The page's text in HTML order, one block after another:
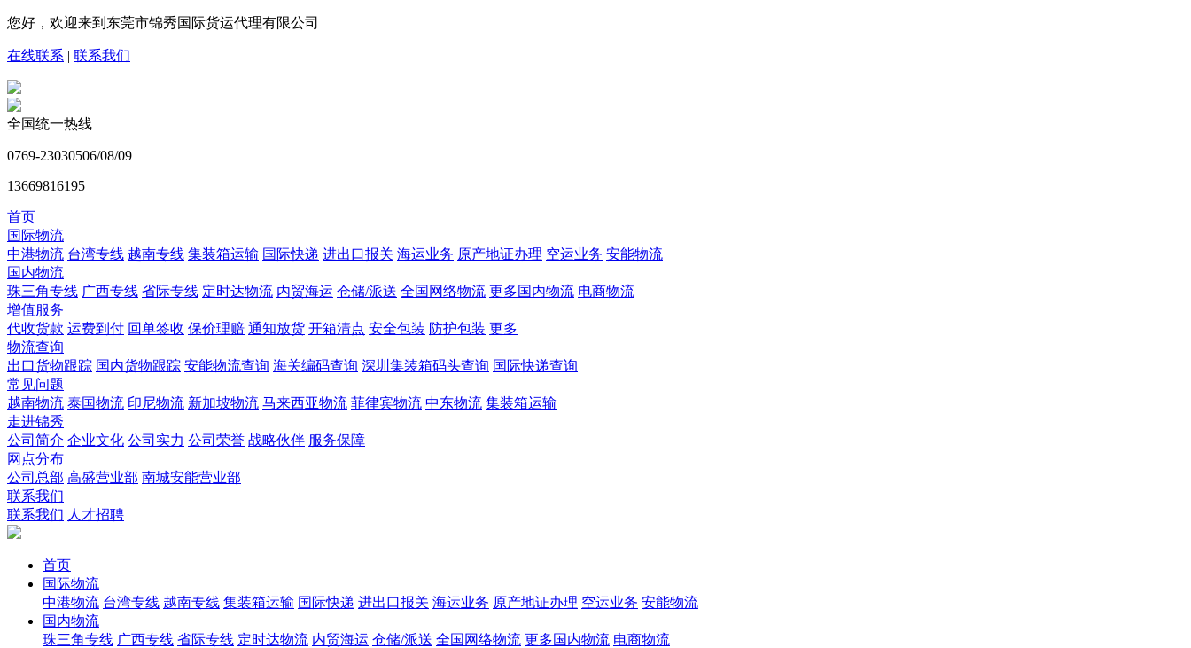
您好，欢迎来到东莞市锦秀国际货运代理有限公司
在线联系 | 联系我们
全国统一热线
0769-23030506/08/09
13669816195
首页
国际物流
中港物流 台湾专线 越南专线 集装箱运输 国际快递 进出口报关 海运业务 原产地证办理 空运业务 安能物流
国内物流
珠三角专线 广西专线 省际专线 定时达物流 内贸海运 仓储/派送 全国网络物流 更多国内物流 电商物流
增值服务
代收货款 运费到付 回单签收 保价理赔 通知放货 开箱清点 安全包装 防护包装 更多
物流查询
出口货物跟踪 国内货物跟踪 安能物流查询 海关编码查询 深圳集装箱码头查询 国际快递查询
常见问题
越南物流 泰国物流 印尼物流 新加坡物流 马来西亚物流 菲律宾物流 中东物流 集装箱运输
走进锦秀
公司简介 企业文化 公司实力 公司荣誉 战略伙伴 服务保障
网点分布
公司总部 高盛营业部 南城安能营业部
联系我们
联系我们 人才招聘
首页
国际物流
中港物流 台湾专线 越南专线 集装箱运输 国际快递 进出口报关 海运业务 原产地证办理 空运业务 安能物流
国内物流
珠三角专线 广西专线 省际专线 定时达物流 内贸海运 仓储/派送 全国网络物流 更多国内物流 电商物流